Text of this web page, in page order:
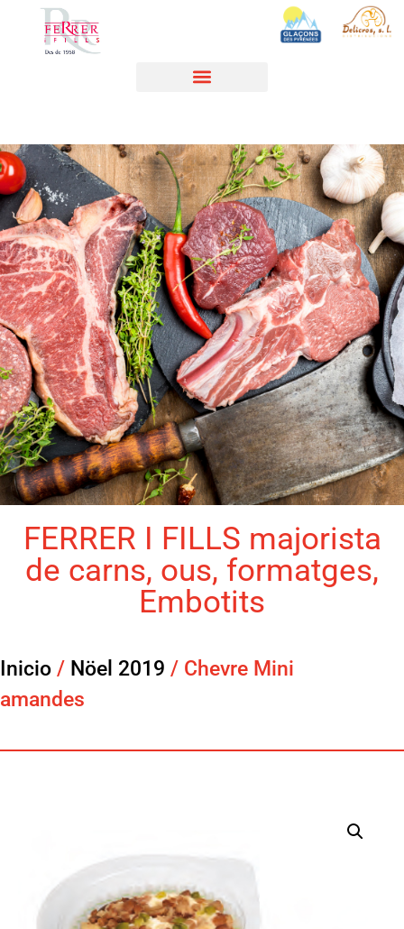
FERRER I FILLS majorista
de carns, ous, formatges,
Embotits
Inicio / Nöel 2019 / Chevre Mini
amandes